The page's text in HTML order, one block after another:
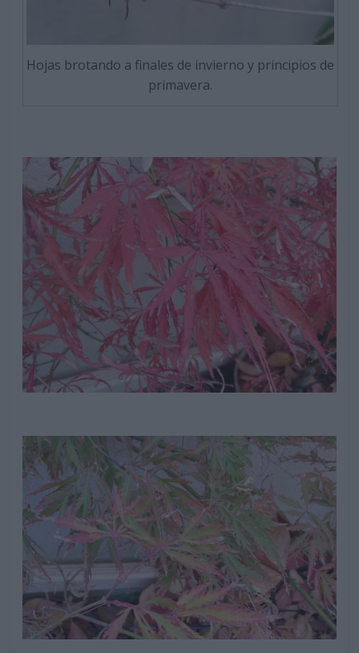
Hojas brotando a finales de invierno y principios de
primavera.